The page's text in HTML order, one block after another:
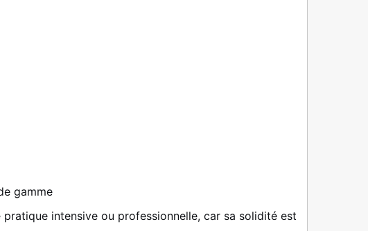
gamme
intensive ou professionnelle, car sa solidité est